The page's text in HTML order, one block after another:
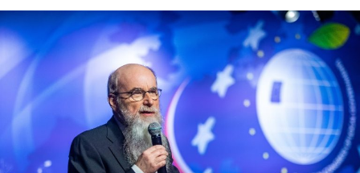
RELATED TOPICS:
UP NEXT
Polák Robert Kubica zpět ve formuli 1
Poláci za své zdraví zaplatili loni českým zdravotníkům
200 miliónů korun